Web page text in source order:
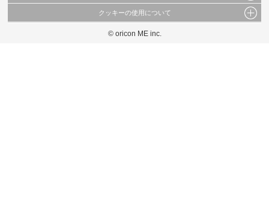
これらの情報を権利者の許可なく無断転載・複製などの二次利用を行うことは固く禁じて
当サイトに掲載している内容はすべてサービスの利用者が提出された見解・感想です。
弊社の見解・ 意見ではないことをご理解いただいた上でご覧ください。
クッキーの使用について
このサイトでは Cookie を使用して、ユーザーに合わせたコンテンツや広告の表示、ソー
© oricon ME inc.